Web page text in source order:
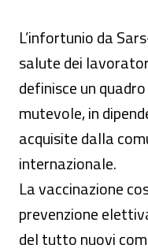
L’infortunio da
salute dei
definisce un
mutevole, in
acquisite dalla
internazionale.
La vaccinazione
prevenzione
del tutto nuovi